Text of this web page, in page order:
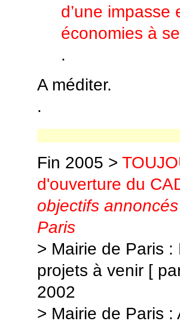
d’une impasse
économies à
.
A méditer.
.
Fin 2005 >
d'ouverture du
objectifs
Paris
> Mairie de Paris
projets à venir [
2002
> Mairie de Paris